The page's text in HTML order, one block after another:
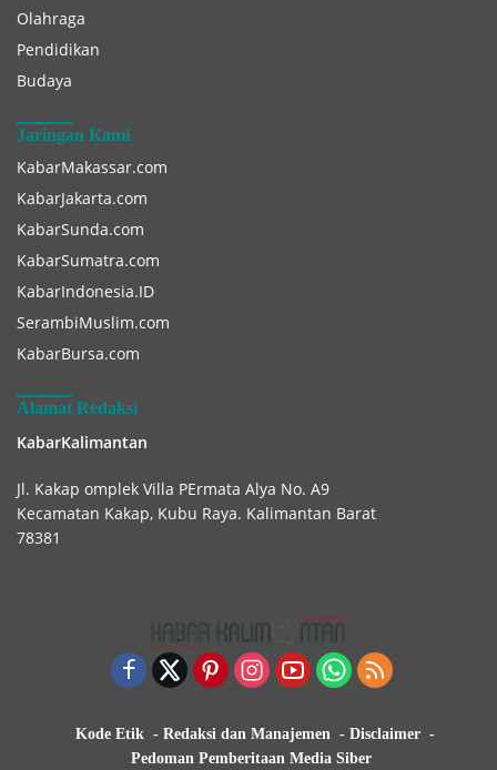
Olahraga
Pendidikan
Budaya
Jaringan Kami
KabarMakassar.com
KabarJakarta.com
KabarSunda.com
KabarSumatra.com
KabarIndonesia.ID
SerambiMuslim.com
KabarBursa.com
Alamat Redaksi
KabarKalimantan
Jl. Kakap omplek Villa PErmata Alya No. A9
Kecamatan Kakap, Kubu Raya. Kalimantan Barat
78381
Kode Etik Redaksi dan Manajemen
Disclaimer
Pedoman Pemberitaan Media Siber